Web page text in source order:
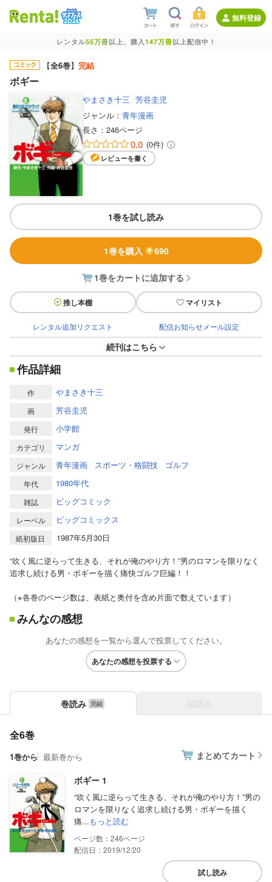
無料登録
レンタル55万冊以上、購入147万冊以上配信中！
【全6巻】 完結
ボギー
やまさき十三 芳谷圭児
ジャンル： 青年漫画
長さ： 246ページ
0.0 (0件)
レビューを書く
1巻を試し読み
1巻を購入 690
1巻をカートに追加する
推し本棚 マイリスト
レンタル追加リクエスト 配信お知らせメール設定
続刊はこちら
作品詳細
作 やまさき十三
画 芳谷圭児
発行 小学館
カテゴリ マンガ
ジャンル 青年漫画 スポーツ・格闘技 ゴルフ
年代 1980年代
雑誌 ビッグコミック
レーベル ビッグコミックス
紙初版日
1987年5月30日
“吹く風に逆らって生きる、それが俺のやり方！”男のロマンを限りなく
追求し続ける男・ボギーを描く痛快ゴルフ巨編！！
（※各巻のページ数は、表紙と奥付を含め片面で数えています）
みんなの感想
あなたの感想を一覧から選んで投票してください。
あなたの感想を投票する
巻読み
全6巻
1巻から 最新巻から まとめてカート
ボギー 1
“吹く風に逆らって生きる、それが俺のやり方！”男の
ロマンを限りなく追求し続ける男・ボギーを描く
痛...もっと読む
246
配信日：2019/12/20
試し読み